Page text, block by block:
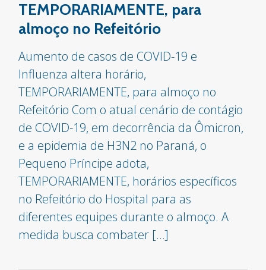
TEMPORARIAMENTE, para
almoço no Refeitório
Aumento de casos de COVID-19 e
Influenza altera horário,
TEMPORARIAMENTE, para almoço no
Refeitório Com o atual cenário de contágio
de COVID-19, em decorrência da Ômicron,
e a epidemia de H3N2 no Paraná, o
Pequeno Príncipe adota,
TEMPORARIAMENTE, horários específicos
no Refeitório do Hospital para as
diferentes equipes durante o almoço. A
medida busca combater […]